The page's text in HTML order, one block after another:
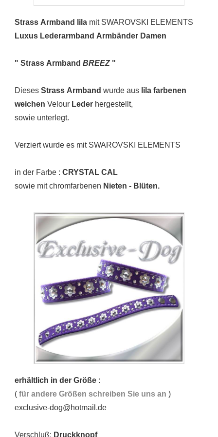
Strass Armband lila mit SWAROVSKI ELEMENTS
Luxus Lederarmband Armbänder Damen
" Strass Armband BREEZ "
Dieses Strass Armband wurde aus lila farbenen
weichen Velour Leder hergestellt,
sowie unterlegt.
Verziert wurde es mit SWAROVSKI ELEMENTS
in der Farbe : CRYSTAL CAL
sowie mit chromfarbenen Nieten - Blüten.
erhältlich in der Größe :
( für andere Größen schreiben Sie uns an )
exclusive-dog@hotmail.de
Verschluß: Druckknopf